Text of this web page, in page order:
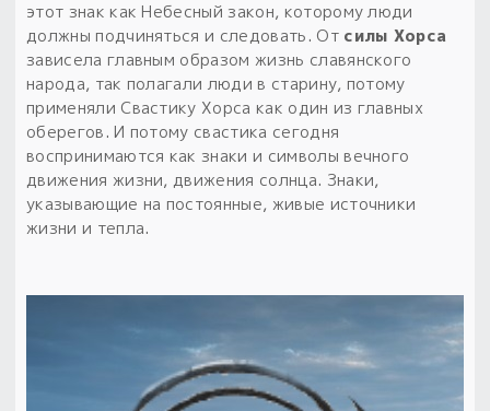
«Резы Рода. Нежиты» и «Резы
Рода.Духи-Хозяева» с колодами
толковники со значениями, раскладами,
толкованиями колод
Узнать
Пыльный сундучок
Товары со скидкой
этот знак как Небесный закон, которому люди
должны подчиняться и следовать. От силы Хорса
зависела главным образом жизнь славянского
народа, так полагали люди в старину, потому
применяли Свастику Хорса как один из главных
оберегов. И потому свастика сегодня
воспринимаются как знаки и символы вечного
движения жизни, движения солнца. Знаки,
указывающие на постоянные, живые источники
жизни и тепла.